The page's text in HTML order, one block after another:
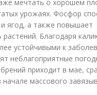
мечтать о хорошем
урожаях. Фосфор
ягод, а также повышает
растений. Благодаря
устойчивыми к
неблагоприятные
приходит в мае,
начале массового